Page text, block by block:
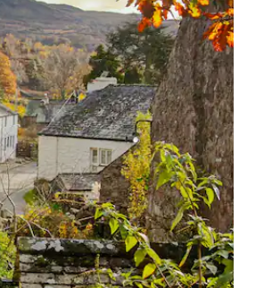
en omlaag, óf door te tikken of swipen.